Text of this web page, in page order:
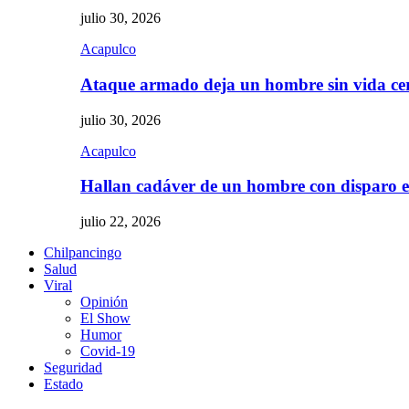
julio 30, 2026
Acapulco
Ataque armado deja un hombre sin vida
julio 30, 2026
Acapulco
Hallan cadáver de un hombre con disparo
julio 22, 2026
Chilpancingo
Salud
Viral
Opinión
El Show
Humor
Covid-19
Seguridad
Estado